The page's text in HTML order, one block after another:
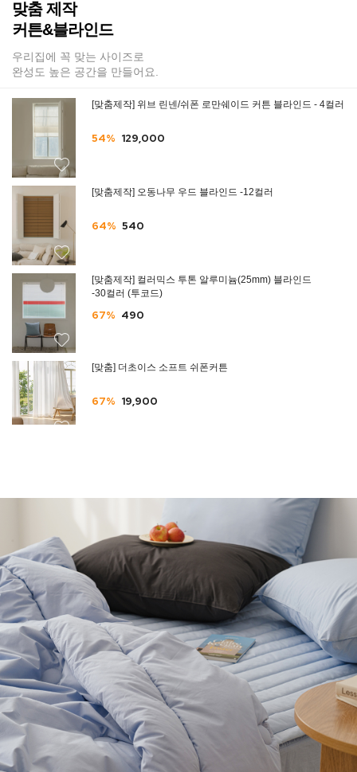
맞춤 제작
커튼&블라인드
우리집에 꼭 맞는 사이즈로
완성도 높은 공간을 만들어요.
[맞춤제작] 위브 린넨/쉬폰 로만쉐이드 커튼 블라인드 - 4컬러
54% 129,000
[맞춤제작] 오동나무 우드 블라인드 -12컬러
64% 540
[맞춤제작] 컬러믹스 투톤 알루미늄(25mm) 블라인드
-30컬러 (투코드)
67% 490
[맞춤] 더초이스 소프트 쉬폰커튼
67% 19,900